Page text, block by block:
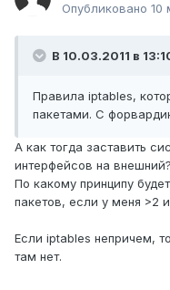
Опубликовано 10
В 10.03.2011 в
Правила iptables,
пакетами. С
А как тогда заставить
интерфейсов на внешний?
По какому принципу
пакетов, если у меня >2
Если iptables непричем,
там нет.